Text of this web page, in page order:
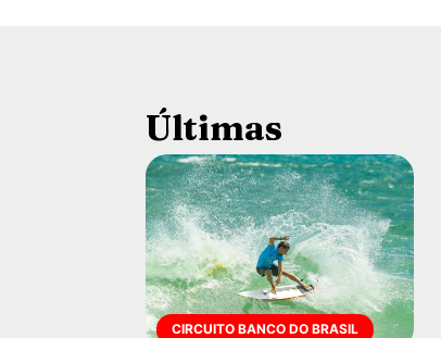
Últimas
CIRCUITO BANCO DO BRASIL